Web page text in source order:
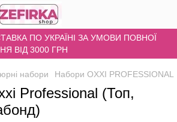
ПО УКРАЇНІ ЗА УМОВИ ПОВНОЇ
ВІД 3000 ГРН
набори Набори OXXI PROFESSIONAL
Professional (Топ,